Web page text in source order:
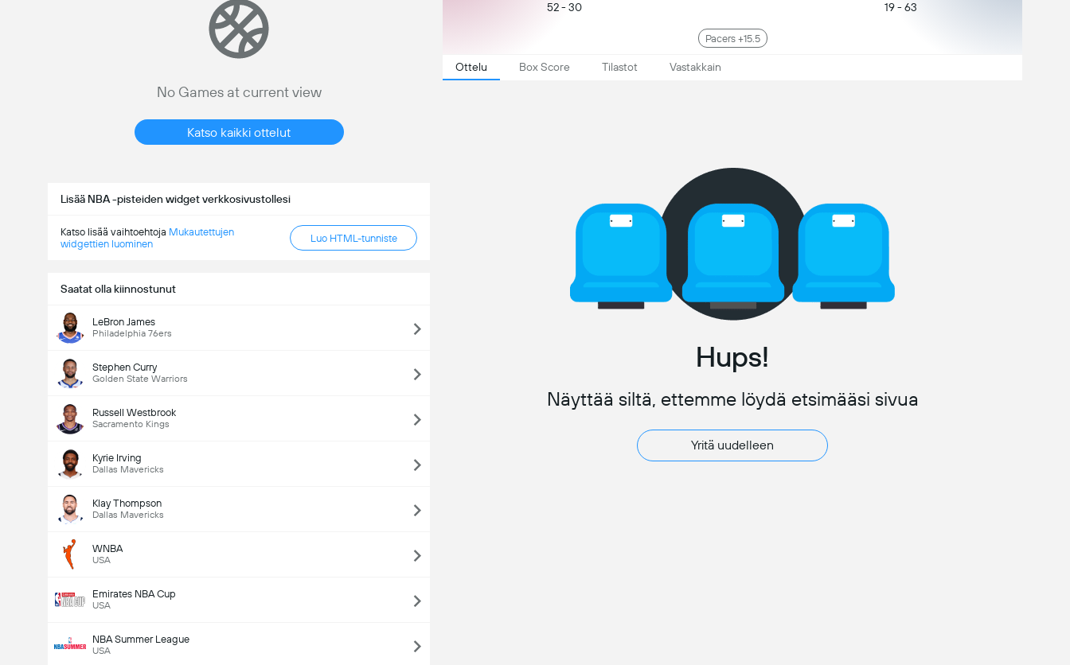
No Games at current view
Katso kaikki ottelut
Lisää NBA -pisteiden widget verkkosivustollesi
Katso lisää vaihtoehtoja Mukautettujen
widgettien luominen
Luo HTML-tunniste
Saatat olla kiinnostunut
LeBron James
Philadelphia 76ers
Stephen Curry
Golden State Warriors
Russell Westbrook
Sacramento Kings
Kyrie Irving
Dallas Mavericks
Klay Thompson
Dallas Mavericks
WNBA
USA
Emirates NBA Cup
USA
NBA Summer League
USA
52 - 30 19 - 63
Pacers +15.5
Ottelu Box Score Tilastot Vastakkain
Hups!
Näyttää siltä, ettemme löydä etsimääsi sivua
Yritä uudelleen